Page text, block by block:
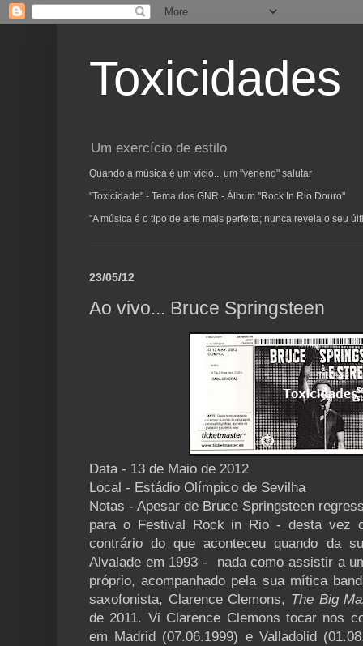
Toxicidades
Um exercício de estilo
Quando a música é um vício... um "veneno" salutar
"Toxicidade" - Tema dos GNR - Álbum "Rock In Rio Douro"
"A música é o tipo de arte mais perfeita; nunca revela o seu
23/05/12
Ao vivo... Bruce Springsteen
Data - 13 de Maio de 2012
Local - Estádio Olímpico de Sevilha
Notas - Apesar de Bruce Springsteen
para o Festival Rock in Rio - desta vez
contrário do que aconteceu quando da
Alvalade em 1993 - nada como assistir a
próprio, acompanhado pela sua mítica
saxofonista, Clarence Clemons, The Big
de 2011. Vi Clarence Clemons tocar nos
em Madrid (07.06.1999) e Valladolid